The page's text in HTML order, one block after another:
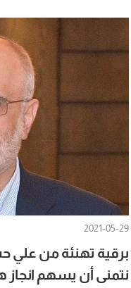
2021-05-29
برقية تهنئة من علي
نتمنى أن يسهم